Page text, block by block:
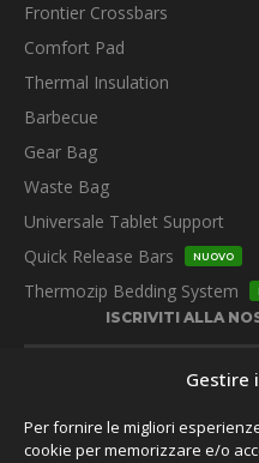
Gestire
Per fornire le migliori
cookie per memorizzare e/o
Frontier Crossbars
Comfort Pad
Thermal Insulation
Barbecue
Gear Bag
Waste Bag
Universale Tablet Support
Quick Release Bars
NUOVO
Thermozip Bedding System
ISCRIVITI ALLA